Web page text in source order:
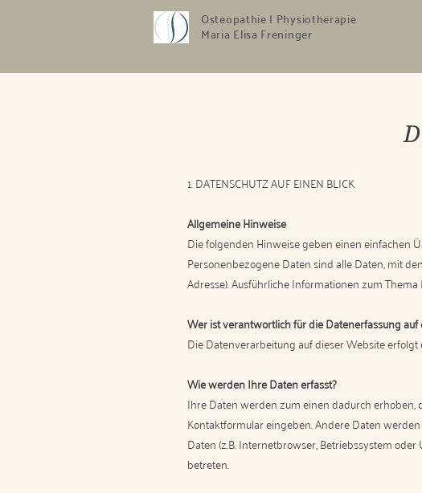
​Osteopathie | Physiotherapie
Maria Elisa Freninger
1. DATENSCHUTZ AUF EINEN BLICK
Allgemeine Hinweise
Die folgenden Hinweise geben einen einfachen
Personenbezogene Daten sind alle Daten, mit
Adresse). Ausführliche Informationen zum
Wer ist verantwortlich für die Datenerfassung auf
Die Datenverarbeitung auf dieser Website
Wie werden Ihre Daten erfasst?
Ihre Daten werden zum einen dadurch erhoben,
Kontaktformular eingeben. Andere Daten
Daten (z.B. Internetbrowser, Betriebssystem
betreten.